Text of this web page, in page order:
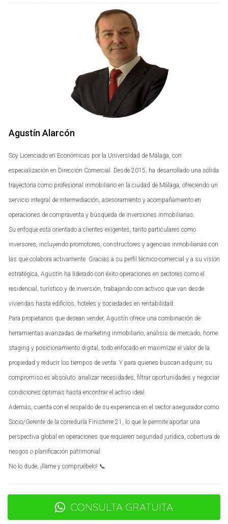
ITP en Viviendas de Segunda Mano
El Impuesto de Transmisiones Patrimoniales (ITP) es un
tributo que deben abonar los compradores al adquirir una
vivienda usada. En Andalucía, este impuesto tiene un tipo
general del 8%, aunque puede llegar hasta el 10%
dependiendo del valor de la propiedad. Para calcular el ITP,
se toma como base el precio de compra o el valor
catastral, lo que sea mayor. Este impuesto se aplica
es esencial incluirlo en tus cálculos iniciales.
Cálculo del ITP
Para ilustrar cómo se calcula el ITP, consideremos un
ejemplo práctico: si compras una vivienda por 200,000
euros en Andalucía, el cálculo sería:
Valor de la vivienda: 200,000 euros
ITP a pagar: 200,000 x 0.08 = 16,000 euros
Este costo debe ser considerado dentro del presupuesto
total para evitar sorpresas desagradables.
IVA en Viviendas Nuevas
Cuando adquieres una vivienda nueva directamente a un
promotor, deberás pagar IVA en lugar de ITP. El tipo
impositivo es del 10% sobre el precio de venta. Además
del IVA, hay otros gastos asociados que pueden
incrementar significativamente el coste total.
Gastos Asociados al IVA
Algunos gastos adicionales que debes considerar incluyen:
Honorarios notariales.
Comisiones inmobiliarias.
Es crucial tener en cuenta estos costos adicionales al
Agustín Alarcón
Soy Licenciado en Económicas por la Universidad de Málaga, con
especialización en Dirección Comercial. Desde 2015, ha desarrollado una sólida
trayectoria como profesional inmobiliario en la ciudad de Málaga, ofreciendo un
servicio integral de intermediación, asesoramiento y acompañamiento en
operaciones de compraventa y búsqueda de inversiones inmobiliarias.
Su enfoque está orientado a clientes exigentes, tanto particulares como
inversores, incluyendo promotores, constructores y agencias inmobiliarias con
las que colabora activamente. Gracias a su perfil técnico-comercial y a su visión
estratégica, Agustín ha liderado con éxito operaciones en sectores como el
residencial, turístico y de inversión, trabajando con activos que van desde
viviendas hasta edificios, hoteles y sociedades en rentabilidad.
Para propietarios que desean vender, Agustín ofrece una combinación de
herramientas avanzadas de marketing inmobiliario, análisis de mercado, home
staging y posicionamiento digital, todo enfocado en maximizar el valor de la
propiedad y reducir los tiempos de venta. Y para quienes buscan adquirir, su
compromiso es absoluto: analizar necesidades, filtrar oportunidades y negociar
condiciones óptimas hasta encontrar el activo ideal.
Además, cuenta con el respaldo de su experiencia en el sector asegurador como
Socio/Gerente de la correduría Finisterre 21, lo que le permite aportar una
perspectiva global en operaciones que requieren seguridad jurídica, cobertura de
riesgos o planificación patrimonial.
No lo dude, ¡llame y compruébelo! 📞
CONSULTA GRATUITA